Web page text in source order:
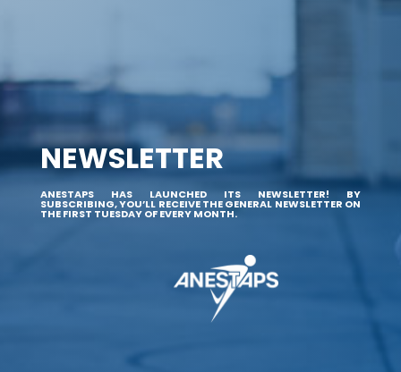
NEWSLETTER
ANESTAPS HAS LAUNCHED ITS NEWSLETTER! BY
SUBSCRIBING, YOU’LL RECEIVE THE GENERAL NEWSLETTER ON
THE FIRST TUESDAY OF EVERY MONTH.